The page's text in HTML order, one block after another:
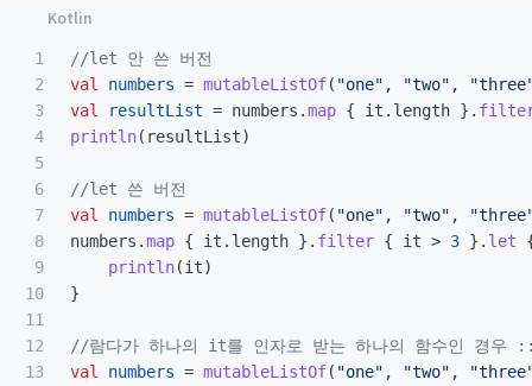
1
2
3
4
5
6
7
8
9
10
11
12
13
//let 안 쓴 버전
val
numbers = mutableListOf( "one" , "two" ,
val
resultList = numbers .map { it . length }.
println( resultList)
//let 쓴 버전
val
numbers = mutableListOf( "one" , "two" ,
numbers .map { it . length }. filter { it > 3 }. let
println(it)
}
//람다가 하나의 it를 인자로 받는 하나의 함수인 경우 ::
val
numbers = mutableListOf( "one" , "two" ,